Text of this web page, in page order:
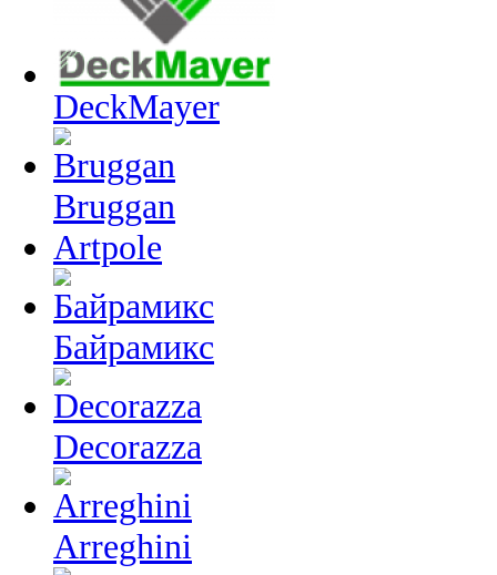
DeckMayer
Bruggan
Artpole
Байрамикс
Decorazza
Arreghini